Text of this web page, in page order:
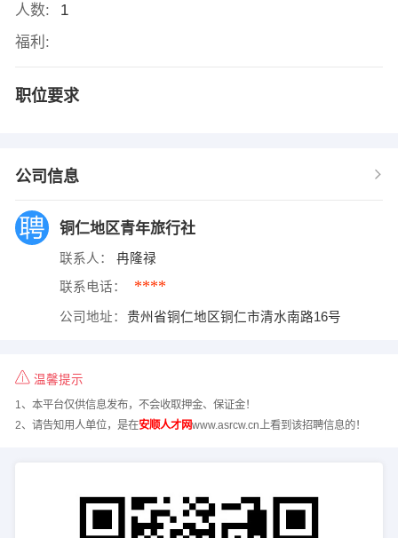
人数:
1
福利:
职位要求
公司信息
铜仁地区青年旅行社
联系人： 冉隆禄
联系电话： ****
公司地址： 贵州省铜仁地区铜仁市清水南路16号
温馨提示
1、本平台仅供信息发布，不会收取押金、保证金！
2、请告知用人单位，是在安顺人才网www.asrcw.cn上看到该招聘信息的！